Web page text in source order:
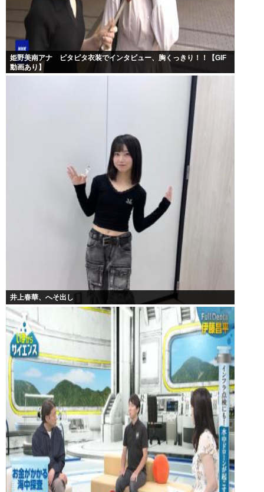
姫野美南アナ ピタピタ衣装でインタビュー、胸くっきり！！【GIF
動画あり】
井上春華、へそ出し